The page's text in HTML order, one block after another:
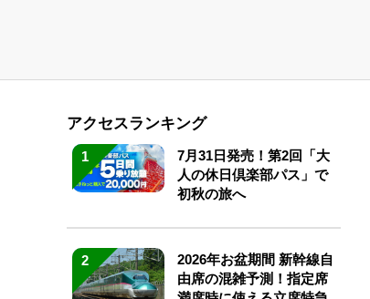
アクセスランキング
1
7月31日発売！第2回「大
人の休日倶楽部パス」で
初秋の旅へ
2
2026年お盆期間 新幹線自
由席の混雑予測！指定席